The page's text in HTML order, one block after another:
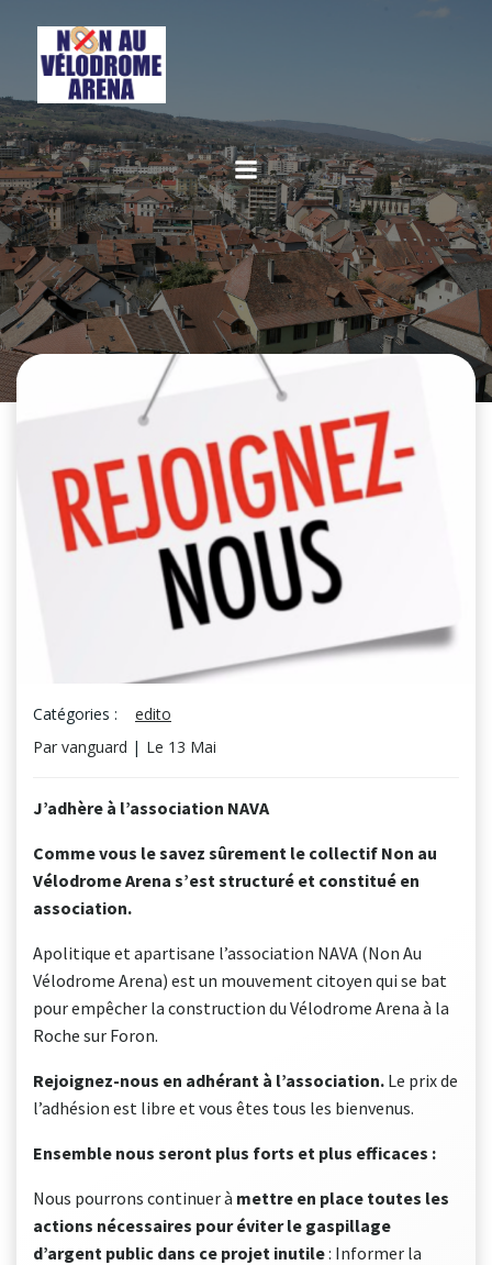
Catégories :
edito
Par vanguard | Le 13 Mai
J’adhère à l’association NAVA
Comme vous le savez sûrement le collectif Non au
Vélodrome Arena s’est structuré et constitué en
association.
Apolitique et apartisane l’association NAVA (Non Au
Vélodrome Arena) est un mouvement citoyen qui se bat
pour empêcher la construction du Vélodrome Arena à la
Roche sur Foron.
Rejoignez-nous en adhérant à l’association. Le prix de
l’adhésion est libre et vous êtes tous les bienvenus.
Ensemble nous seront plus forts et plus efficaces :
Nous pourrons continuer à mettre en place toutes les
actions nécessaires pour éviter le gaspillage
d’argent public dans ce projet inutile: Informer la